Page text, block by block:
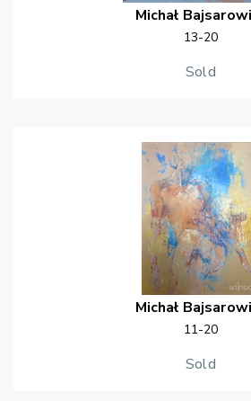
Michał
13-20
Sold
Michał
11-20
Sold